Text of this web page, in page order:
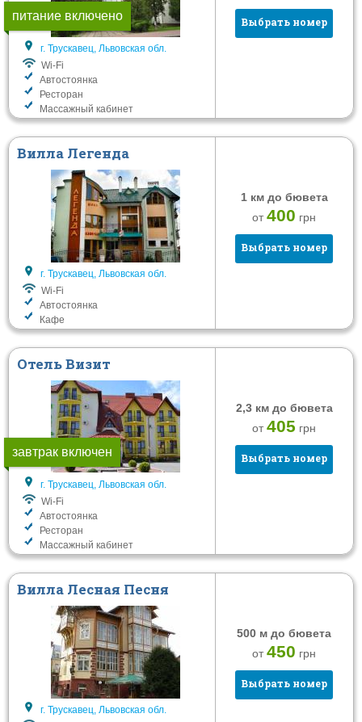
питание включено
г. Трускавец, Львовская обл.
Wi-Fi
Автостоянка
Ресторан
Массажный кабинет
Выбрать номер
Вилла Легенда
г. Трускавец, Львовская обл.
Wi-Fi
Автостоянка
Кафе
1 км до бювета
от400 грн
Выбрать номер
завтрак включен
Отель Визит
г. Трускавец, Львовская обл.
Wi-Fi
Автостоянка
Ресторан
Массажный кабинет
2,3 км до бювета
от405 грн
Выбрать номер
Вилла Лесная Песня
г. Трускавец, Львовская обл.
500 м до бювета
от450 грн
Выбрать номер